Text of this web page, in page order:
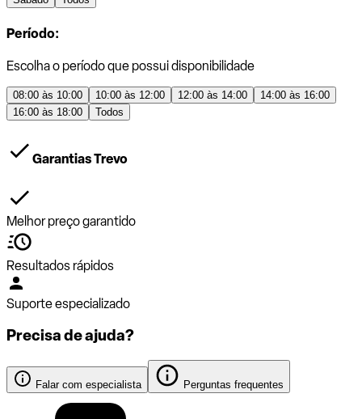
Período:
Escolha o período que possui disponibilidade
08:00 às 10:00 10:00 às 12:00 12:00 às 14:00
14:00 às 16:00
16:00 às 18:00
Todos
Garantias Trevo
Melhor preço garantido
Resultados rápidos
Suporte especializado
Precisa de ajuda?
Falar com especialista Perguntas frequentes